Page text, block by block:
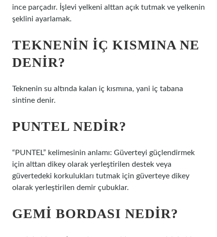
ince parçadır. İşlevi yelkeni alttan açık tutmak ve yelkenin
şeklini ayarlamak.
TEKNENIN IÇ KISMINA NE
DENIR?
Teknenin su altında kalan iç kısmına, yani iç tabana
sintine denir.
PUNTEL NEDIR?
“PUNTEL” kelimesinin anlamı: Güverteyi güçlendirmek
için alttan dikey olarak yerleştirilen destek veya
güvertedeki korkulukları tutmak için güverteye dikey
olarak yerleştirilen demir çubuklar.
GEMI BORDASI NEDIR?